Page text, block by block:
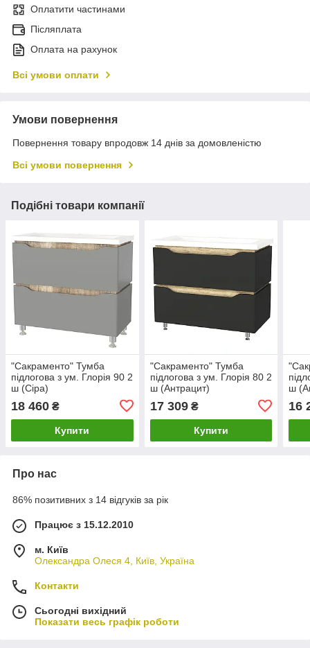
Оплатити частинами
Післяплата
Оплата на рахунок
Всі умови оплати
Умови повернення
Повернення товару впродовж 14 днів за домовленістю
Всі умови повернення
Подібні товари компанії
"Сакраменто" Тумба
підлогова з ум. Глорія 90 2
ш (Сіра)
18 460 ₴
Купити
"Сакраменто" Тумба
підлогова з ум. Глорія 80 2
ш (Антрацит)
17 309₴
Купити
ш
16
Про нас
86% позитивних з 14 відгуків за рік
Працює з 15.12.2010
м. Київ
Олександра Олеся 4, Київ, Україна
Контакти
Сьогодні вихідний
Показати весь графік роботи